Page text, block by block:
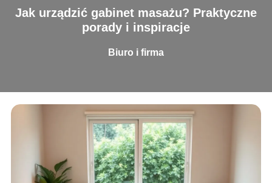
Jak urządzić gabinet masażu? Praktyczne
porady i inspiracje
Biuro i firma